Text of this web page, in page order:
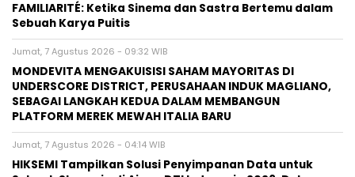
FAMILIARITÉ: Ketika Sinema dan Sastra Bertemu dalam
Sebuah Karya Puitis
Jumat, 7 Agustus 2026 - 09:32 WIB
MONDEVITA MENGAKUISISI SAHAM MAYORITAS DI
UNDERSCORE DISTRICT, PERUSAHAAN INDUK MAGLIANO,
SEBAGAI LANGKAH KEDUA DALAM MEMBANGUN
PLATFORM MEREK MEWAH ITALIA BARU
Jumat, 7 Agustus 2026 - 04:14 WIB
HIKSEMI Tampilkan Solusi Penyimpanan Data untuk